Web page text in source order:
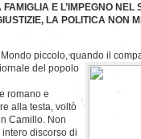
E L’IMPEGNO
LA POLITICA NON
piccolo, quando il
del popolo
romano e
alla testa, voltò
Camillo. Non
discorso di